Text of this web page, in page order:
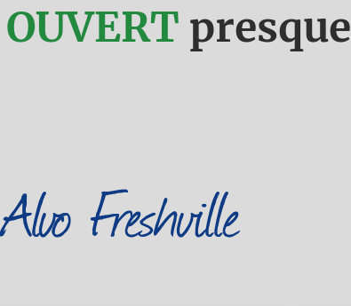
OUVERT presque
Alvo Freshville